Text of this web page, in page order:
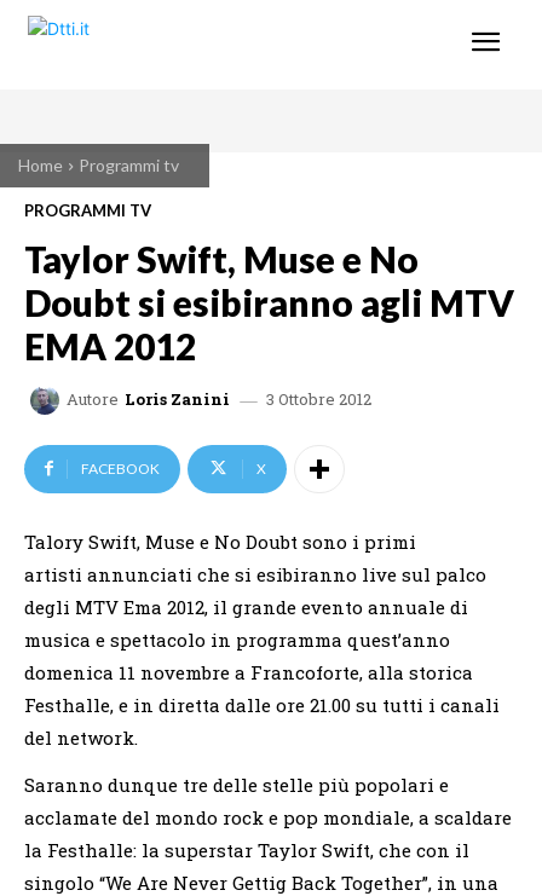
Home Programmi tv
PROGRAMMI TV
Taylor Swift, Muse e No
Doubt si esibiranno agli MTV
EMA 2012
Autore Loris Zanini 3 Ottobre 2012
FACEBOOK X
Talory Swift, Muse e No Doubt sono i primi
artisti annunciati che si esibiranno live sul palco
degli MTV Ema 2012, il grande evento annuale di
musica e spettacolo in programma quest’anno
domenica 11 novembre a Francoforte, alla storica
Festhalle, e in diretta dalle ore 21.00 su tutti i canali
del network.
Saranno dunque tre delle stelle più popolari e
acclamate del mondo rock e pop mondiale, a scaldare
la Festhalle: la superstar Taylor Swift, che con il
singolo “We Are Never Gettig Back Together”, in una